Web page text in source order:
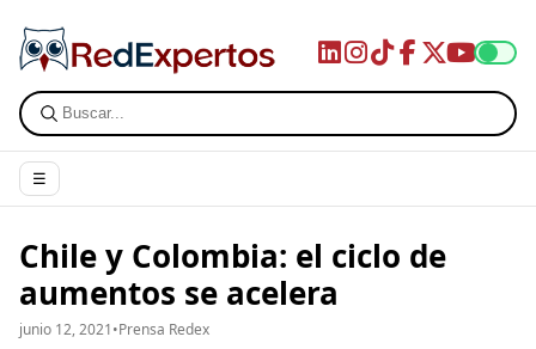
☰
Chile y Colombia: el ciclo de
aumentos se acelera
junio 12, 2021•Prensa Redex